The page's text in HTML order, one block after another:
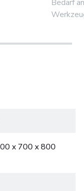
Bedarf
x 700 x 800